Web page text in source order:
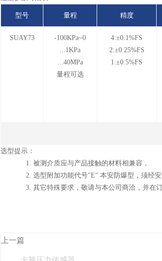
型号 量程 精度
SUAY73
-100KPa~0
...1KPa
...40MPa
量程可选
4:±0.1%FS
2:±0.25%FS
1:±0.5%FS
选型提示：
1. 被测介质应与产品接触的材料相兼容，
2. 选型附加功能代号"E” 本安防爆型，须经安
3. 其它特殊要求，敬请与本公司商洽，并在订
上一篇